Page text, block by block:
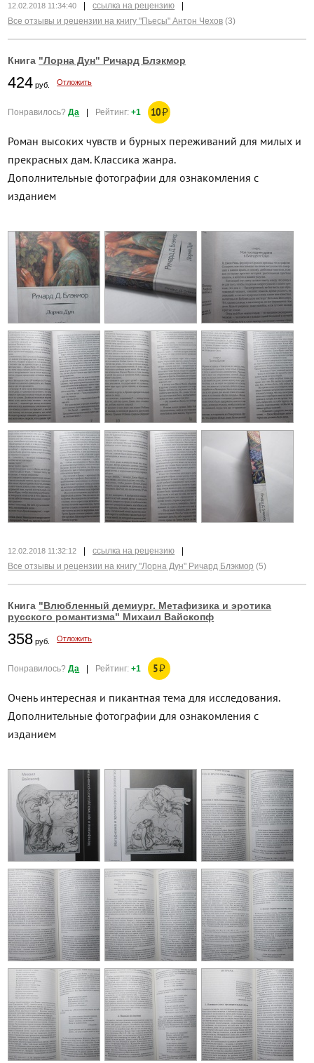
12.02.2018 11:34:40 ссылка на рецензию
Все отзывы и рецензии на книгу "Пьесы" Антон Чехов (3)
Книга "Лорна Дун" Ричард Блэкмор
424 руб. Отложить
Понравилось?Да | Рейтинг:+1 10₽
Роман высоких чувств и бурных переживаний для милых и
прекрасных дам. Классика жанра.
Дополнительные фотографии для ознакомления с
изданием
12.02.2018 11:32:12 ссылка на рецензию
Все отзывы и рецензии на книгу "Лорна Дун" Ричард Блэкмор (5)
Книга "Влюбленный демиург. Метафизика и эротика
русского романтизма" Михаил Вайскопф
358 руб. Отложить
Понравилось?Да | Рейтинг:+1 5₽
Очень интересная и пикантная тема для исследования.
Дополнительные фотографии для ознакомления с
изданием